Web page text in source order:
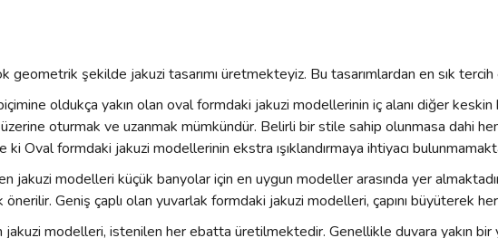
geometrik şekilde jakuzi tasarımı üretmekteyiz. Bu tasarımlardan en sık
oldukça yakın olan oval formdaki jakuzi modellerinin iç alanı diğer
üzerine oturmak ve uzanmak mümkündür. Belirli bir stile sahip olunmasa dahi
Oval formdaki jakuzi modellerinin ekstra ışıklandırmaya ihtiyacı
jakuzi modelleri küçük banyolar için en uygun modeller arasında yer
Geniş çaplı olan yuvarlak formdaki jakuzi modelleri, çapını büyüterek
jakuzi modelleri, istenilen her ebatta üretilmektedir. Genellikle duvara yakın